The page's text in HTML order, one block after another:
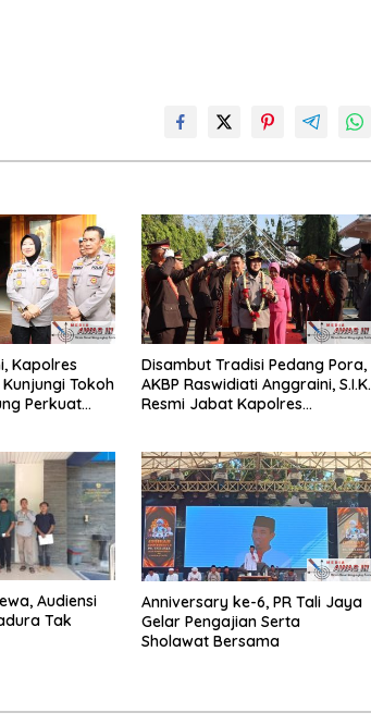
Kapolres
Tokoh
Perkuat
Disambut Tradisi Pedang Pora,
AKBP Raswidiati Anggraini, S.I.K.
Resmi Jabat Kapolres
Audiensi
Tak
Anniversary ke-6, PR Tali Jaya
Gelar Pengajian Serta
Sholawat Bersama